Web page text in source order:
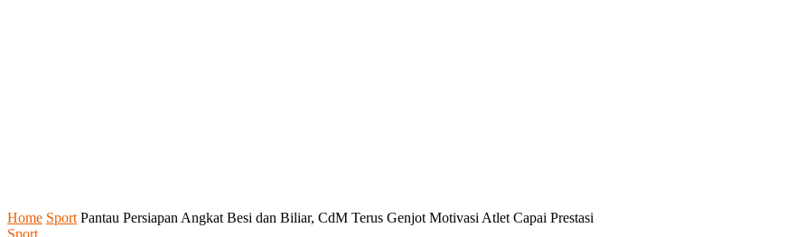
Home Sport Pantau Persiapan Angkat Besi dan Biliar, CdM Terus Genjot Motivasi Atlet Capai Prestasi
Sport